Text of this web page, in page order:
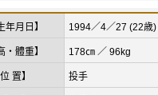
年月日】 1994／4／27 (22歳)
・體重】 178㎝ ／ 96kg
位 置】 投手